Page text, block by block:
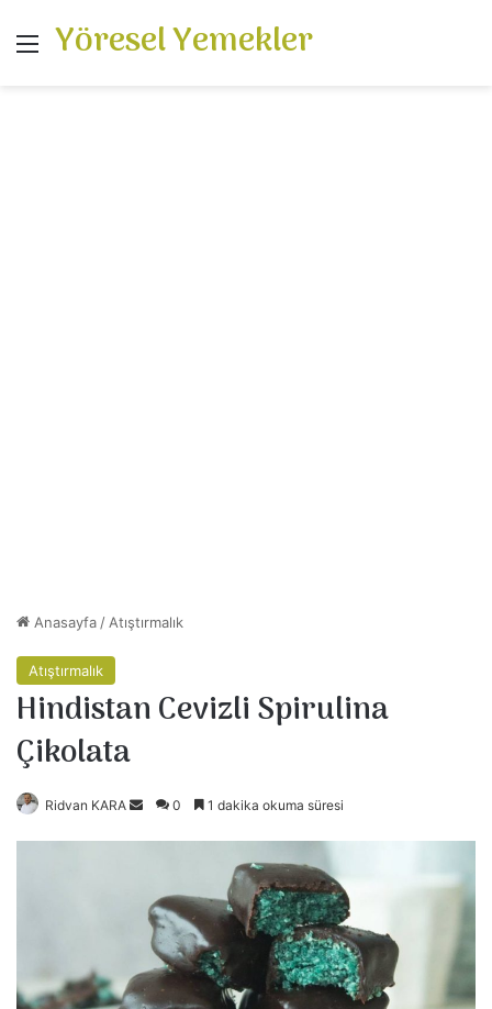
Menü
Yöresel Yemekler
Anasayfa / Atıştırmalık
Atıştırmalık
Hindistan Cevizli Spirulina
Çikolata
Ridvan KARA
-
s
0 1 dakika okuma süresi